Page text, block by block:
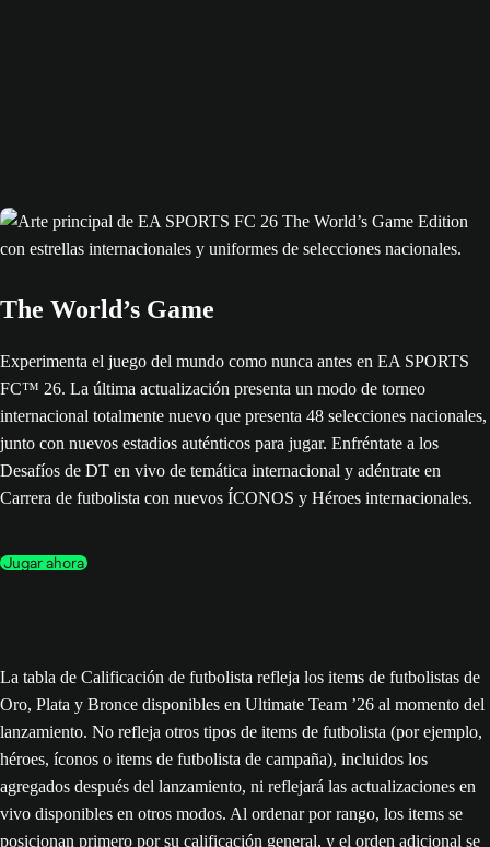
The World’s Game
Experimenta el juego del mundo como nunca antes en EA SPORTS
FC™ 26. La última actualización presenta un modo de torneo
internacional totalmente nuevo que presenta 48 selecciones nacionales,
junto con nuevos estadios auténticos para jugar. Enfréntate a los
Desafíos de DT en vivo de temática internacional y adéntrate en
Carrera de futbolista con nuevos ÍCONOS y Héroes internacionales.
Jugar ahora
La tabla de Calificación de futbolista refleja los items de futbolistas de
Oro, Plata y Bronce disponibles en Ultimate Team ’26 al momento del
lanzamiento. No refleja otros tipos de items de futbolista (por ejemplo,
héroes, íconos o items de futbolista de campaña), incluidos los
agregados después del lanzamiento, ni reflejará las actualizaciones en
vivo disponibles en otros modos. Al ordenar por rango, los items se
posicionan primero por su calificación general, y el orden adicional se